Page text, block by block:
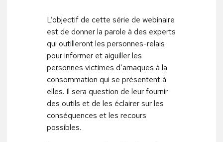
L’objectif de cette série de webinaire
est de donner la parole à des experts
qui outilleront les personnes-relais
pour informer et aiguiller les
personnes victimes d’arnaques à la
consommation qui se présentent à
elles. Il sera question de leur fournir
des outils et de les éclairer sur les
conséquences et les recours
possibles.